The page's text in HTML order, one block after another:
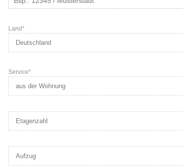
Land*
Service*